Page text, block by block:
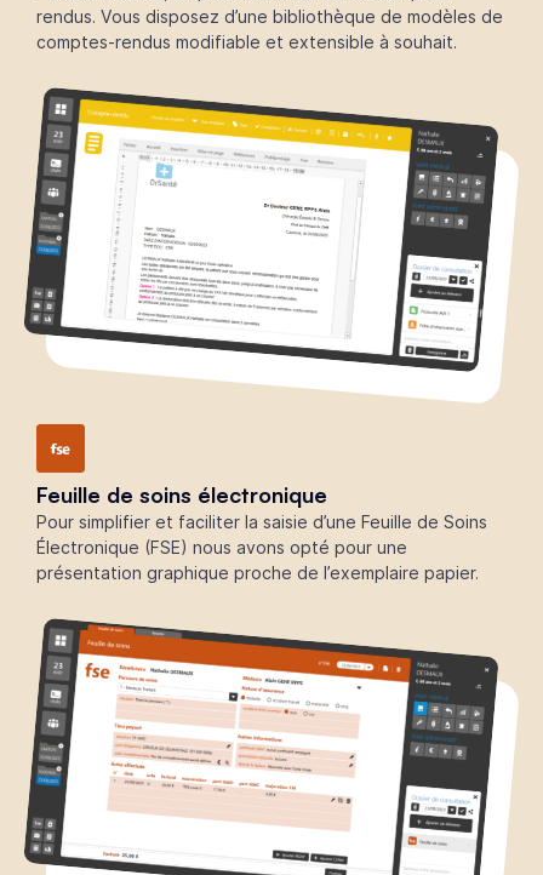
rendus. Vous disposez d’une bibliothèque de modèles de
comptes-rendus modifiable et extensible à souhait.
Feuille de soins électronique
Pour simplifier et faciliter la saisie d’une Feuille de Soins
Électronique (FSE) nous avons opté pour une
présentation graphique proche de l’exemplaire papier.